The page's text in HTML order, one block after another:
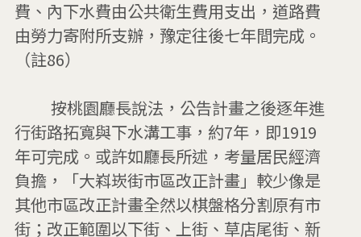
費、內下水費由公共衛生費用支出，道路費
由勞力寄附所支辦，豫定往後七年間完成。
（註86）
行街路拓寬與下水溝工事，約7年，即1919
年可完成。或許如廳長所述，考量居民經濟
負擔，「大嵙崁街市區改正計畫」較少像是
其他市區改正計畫全然以棋盤格分割原有市
街；改正範圍以下街、上街、草店尾街、新